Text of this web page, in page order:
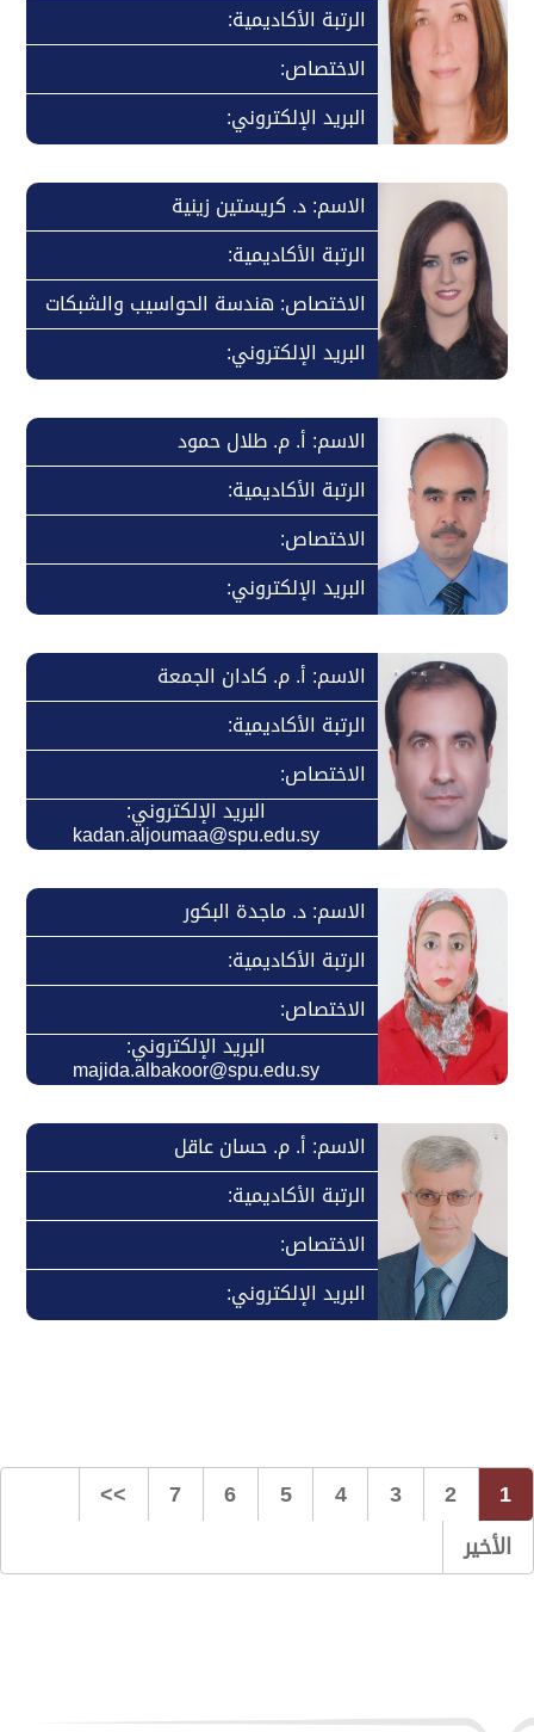
الرتبة الأكاديمية:
الاختصاص:
البريد الإلكتروني:
الاسم: د. كريستين زينية
الرتبة الأكاديمية:
الاختصاص: هندسة الحواسيب والشبكات
البريد الإلكتروني:
الاسم: أ. م. طلال حمود
الرتبة الأكاديمية:
الاختصاص:
البريد الإلكتروني:
الاسم: أ. م. كادان الجمعة
الرتبة الأكاديمية:
الاختصاص:
البريد الإلكتروني:
kadan.aljoumaa@spu.edu.sy
الاسم: د. ماجدة البكور
الرتبة الأكاديمية:
الاختصاص:
البريد الإلكتروني:
majida.albakoor@spu.edu.sy
الاسم: أ. م. حسان عاقل
الرتبة الأكاديمية:
الاختصاص:
البريد الإلكتروني:
1
2
3
4
5
6
7
>>
الأخير